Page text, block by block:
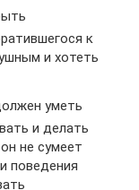
к
и хотеть
уметь
и делать
не сумеет
поведения